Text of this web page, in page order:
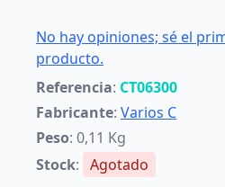
No hay opiniones; sé el
producto.
Referencia: CT06300
Fabricante: Varios C
Peso: 0,11 Kg
Stock: Agotado